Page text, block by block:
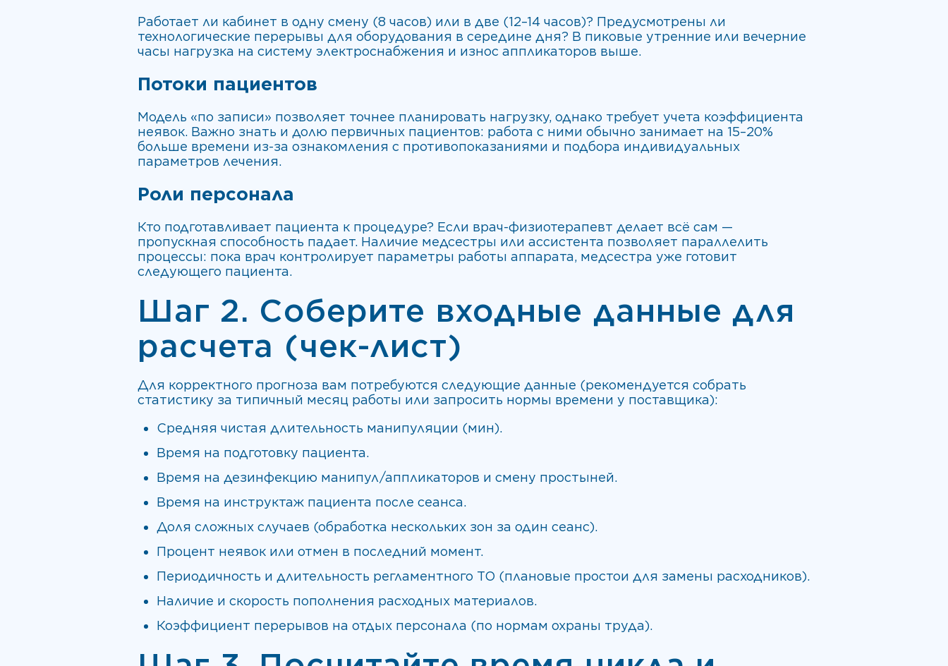
Работает ли кабинет в одну смену (8 часов) или в две (12–14 часов)? Предусмотрены ли
технологические перерывы для оборудования в середине дня? В пиковые утренние или вечерние
часы нагрузка на систему электроснабжения и износ аппликаторов выше.
Потоки пациентов
Модель «по записи» позволяет точнее планировать нагрузку, однако требует учета коэффициента
неявок. Важно знать и долю первичных пациентов: работа с ними обычно занимает на 15–20%
больше времени из-за ознакомления с противопоказаниями и подбора индивидуальных
параметров лечения.
Роли персонала
Кто подготавливает пациента к процедуре? Если врач-физиотерапевт делает всё сам —
пропускная способность падает. Наличие медсестры или ассистента позволяет параллелить
процессы: пока врач контролирует параметры работы аппарата, медсестра уже готовит
следующего пациента.
Шаг 2. Соберите входные данные для
расчета (чек-лист)
Для корректного прогноза вам потребуются следующие данные (рекомендуется собрать
статистику за типичный месяц работы или запросить нормы времени у поставщика):
Средняя чистая длительность манипуляции (мин).
Время на подготовку пациента.
Время на дезинфекцию манипул/аппликаторов и смену простыней.
Время на инструктаж пациента после сеанса.
Доля сложных случаев (обработка нескольких зон за один сеанс).
Процент неявок или отмен в последний момент.
Периодичность и длительность регламентного ТО (плановые простои для замены расходников).
Наличие и скорость пополнения расходных материалов.
Коэффициент перерывов на отдых персонала (по нормам охраны труда).